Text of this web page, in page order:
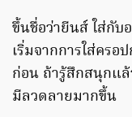
ขึ้นชื่อว่ายีนส์ ใส่กับ
เริ่มจากการใส่คร
ก่อน ถ้ารู้สึกสนุกแล้
มีลวดลายมากขึ้น